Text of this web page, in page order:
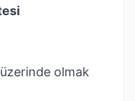
olmak